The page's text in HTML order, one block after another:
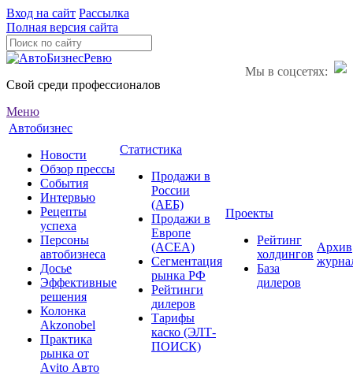
Вход на сайт Рассылка
Полная версия сайта
Мы в соцсетях:
Свой среди профессионалов
Меню
Автобизнес
Новости
Обзор прессы
События
Интервью
Рецепты
успеха
Персоны
автобизнеса
Досье
Эффективные
решения
Колонка
Akzonobel
Практика
рынка от
Аvito Авто
Статистика
Продажи в
России
(АЕБ)
Продажи в
Европе
(ACEA)
Сегментация
рынка РФ
Рейтинги
дилеров
Тарифы
каско (ЭЛТ-
ПОИСК)
Проекты
Рейтинг
холдингов
База
дилеров
Архив